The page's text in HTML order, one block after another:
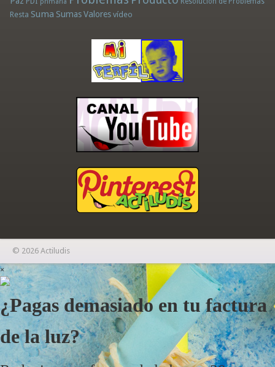
primaria
Resta Suma Sumas Valores vídeo
© 2026 Actiludis
×
¿Pagas demasiado en tu factura
de la luz?